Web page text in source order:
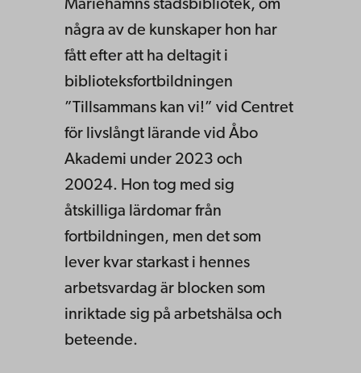
Mariehamns stadsbibliotek, om
några av de kunskaper hon har
fått efter att ha deltagit i
biblioteksfortbildningen
”Tillsammans kan vi!” vid Centret
för livslångt lärande vid Åbo
Akademi under 2023 och
20024. Hon tog med sig
åtskilliga lärdomar från
fortbildningen, men det som
lever kvar starkast i hennes
arbetsvardag är blocken som
inriktade sig på arbetshälsa och
beteende.